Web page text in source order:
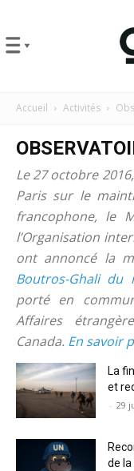
Accueil Activités
Le 27 octobre
Paris sur le
francophone, le
l’Organisation
ont annoncé la
Boutros-Ghali
porté en
Affaires
Canada. En savoir
La
et
- 29
de la